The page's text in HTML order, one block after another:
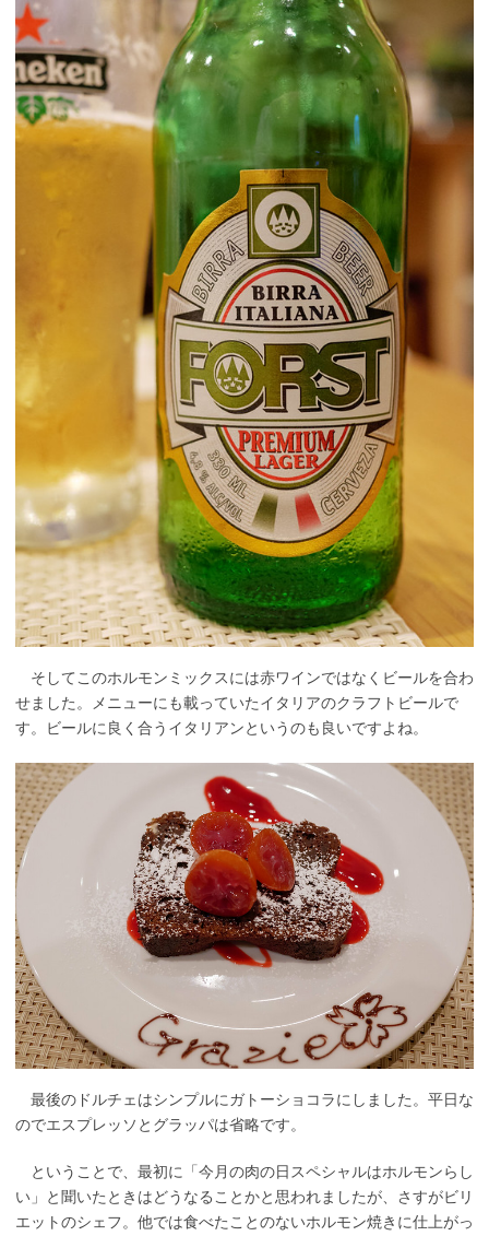
そしてこのホルモンミックスには赤ワインではなくビールを合わ
せました。メニューにも載っていたイタリアのクラフトビールで
す。ビールに良く合うイタリアンというのも良いですよね。
最後のドルチェはシンプルにガトーショコラにしました。平日な
のでエスプレッソとグラッパは省略です。
ということで、最初に「今月の肉の日スペシャルはホルモンらし
い」と聞いたときはどうなることかと思われましたが、さすがビリ
エットのシェフ。他では食べたことのないホルモン焼きに仕上がっ